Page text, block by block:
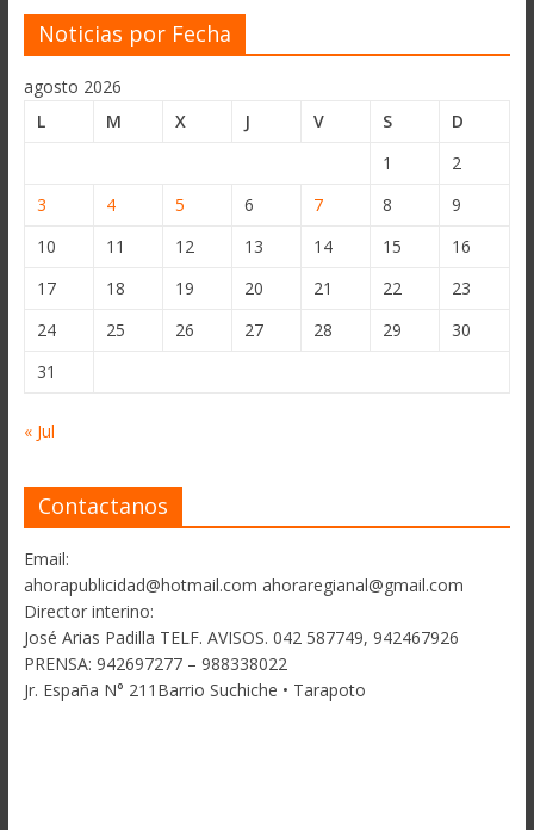
Noticias por Fecha
agosto 2026
L
M X J V S
D
1
2
3
4 5 6 7 8
9
10
11 12 13 14 15
16
17
18 19 20 21 22
23
24
25 26 27 28 29
30
31
« Jul
Contactanos
Email:
ahorapublicidad@hotmail.com ahoraregianal@gmail.com
Director interino:
José Arias Padilla TELF. AVISOS. 042 587749, 942467926
PRENSA: 942697277 – 988338022
Jr. España N° 211Barrio Suchiche • Tarapoto